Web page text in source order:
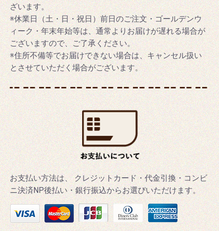
ざいます。
※休業日（土・日・祝日）前日のご注文・ゴールデンウ
ィーク・年末年始等は、通常よりお届けが遅れる場合が
ございますので、ご了承ください。
※住所不備等でお届けできない場合は、キャンセル扱い
とさせていただく場合がございます。
お支払い方法は、 クレジットカード・代金引換・コンビ
ニ決済NP後払い・銀行振込からお選びいただけます。